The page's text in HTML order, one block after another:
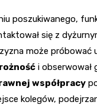
poszukiwanego,
się z
może próbować
i obserwował
współpracy
kolegów,